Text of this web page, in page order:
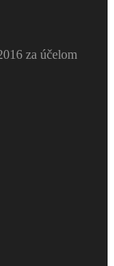
za účelom